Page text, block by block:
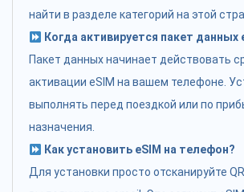
найти в разделе категорий на этой
Когда активируется пакет данных
Пакет данных начинает действовать
активации eSIM на вашем телефоне.
выполнять перед поездкой или по
назначения.
Как установить eSIM на телефон?
Для установки просто отсканируйте